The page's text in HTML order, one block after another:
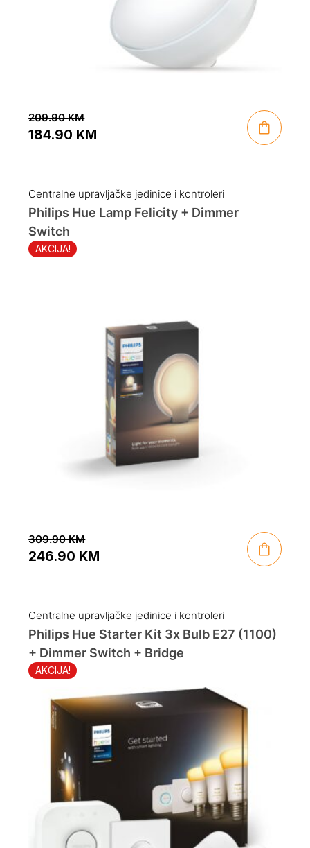
209.90KM
was:
209.90 KM.
184.90 KM
is:
184.90 KM.
Centralne upravljačke jedinice i kontroleri
AKCIJA!
Philips Hue Lamp Felicity + Dimmer
Switch
309.90KM
was:
309.90 KM.
246.90 KM
is:
246.90 KM.
Centralne upravljačke jedinice i kontroleri
AKCIJA!
Philips Hue Starter Kit 3x Bulb E27 (1100)
+ Dimmer Switch + Bridge